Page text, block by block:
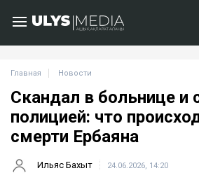
Главная Новости
Скандал в больнице и
полицией: что
смерти Ербаяна
Ильяс Бахыт 24.06.2026, 14:20